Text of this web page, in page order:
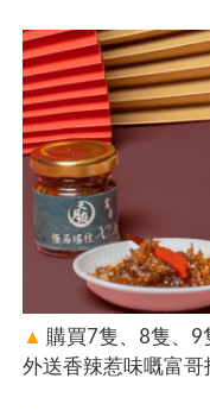
▲ 購買7隻、8隻、
外送香辣惹味嘅富哥